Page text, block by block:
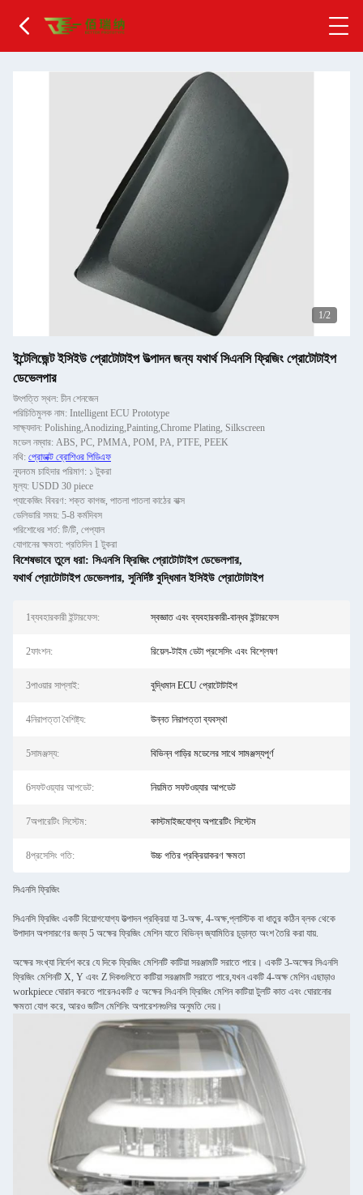
2/2
ইন্টেলিজেন্ট ইসিইউ প্রোটোটাইপ উত্পাদন জন্য যথার্থ সিএনসি ফ্রিজিং প্রোটোটাইপ
ডেভেলপার
উৎপত্তি স্থল: চীন শেনজেন
পরিচিতিমুলক নাম: Intelligent ECU Prototype
সাক্ষ্যদান: Polishing,Anodizing,Painting,Chrome Plating, Silkscreen
মডেল নম্বার: ABS, PC, PMMA, POM, PA, PTFE, PEEK
নথি: প্রোডাক্ট ব্রোশিওর পিডিএফ
ন্যূনতম চাহিদার পরিমাণ: ১ টুকরা
মূল্য: USDD 30 piece
প্যাকেজিং বিবরণ: শক্ত কাগজ, পাতলা পাতলা কাঠের বাক্স
ডেলিভারি সময়: 5-8 কর্মদিবস
পরিশোধের শর্ত: টি/টি, পেপ্যাল
যোগানের ক্ষমতা: প্রতিদিন 1 টুকরা
বিশেষভাবে তুলে ধরা: সিএনসি ফ্রিজিং প্রোটোটাইপ ডেভেলপার,
যথার্থ প্রোটোটাইপ ডেভেলপার, সুনির্দিষ্ট বুদ্ধিমান ইসিইউ প্রোটোটাইপ
1ব্যবহারকারী ইন্টারফেস: স্বজ্ঞাত এবং ব্যবহারকারী-বান্ধব ইন্টারফেস
2ফাংশন: রিয়েল-টাইম ডেটা প্রসেসিং এবং বিশ্লেষণ
3পাওয়ার সাপ্লাই: বুদ্ধিমান ECU প্রোটোটাইপ
4নিরাপত্তা বৈশিষ্ট্য: উন্নত নিরাপত্তা ব্যবস্থা
5সামঞ্জস্য: বিভিন্ন গাড়ির মডেলের সাথে সামঞ্জস্যপূর্ণ
6সফটওয়্যার আপডেট: নিয়মিত সফটওয়্যার আপডেট
7অপারেটিং সিস্টেম: কাস্টমাইজযোগ্য অপারেটিং সিস্টেম
8প্রসেসিং গতি: উচ্চ গতির প্রক্রিয়াকরণ ক্ষমতা
সিএনসি ফ্রিজিং
সিএনসি ফ্রিজিং একটি বিয়োগযোগ্য উত্পাদন প্রক্রিয়া যা 3-অক্ষ, 4-অক্ষ,প্লাস্টিক বা ধাতুর কঠিন ব্লক থেকে
উপাদান অপসারণের জন্য 5 অক্ষের ফ্রিজিং মেশিন যাতে বিভিন্ন জ্যামিতির চূড়ান্ত অংশ তৈরি করা যায়.
অক্ষের সংখ্যা নির্দেশ করে যে দিকে ফ্রিজিং মেশিনটি কাটিয়া সরঞ্জামটি সরাতে পারে। একটি 3-অক্ষের সিএনসি
ফ্রিজিং মেশিনটি X, Y এবং Z দিকগুলিতে কাটিয়া সরঞ্জামটি সরাতে পারে,যখন একটি 4-অক্ষ মেশিন এছাড়াও
workpiece ঘোরান করতে পারেনএকটি ৫ অক্ষের সিএনসি ফ্রিজিং মেশিন কাটিয়া টুলটি কাত এবং ঘোরানোর
ক্ষমতা যোগ করে, আরও জটিল মেশিনিং অপারেশনগুলির অনুমতি দেয়।